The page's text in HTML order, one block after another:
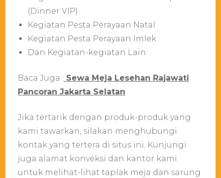
(Dinner VIP)
Kegiatan Pesta Perayaan Natal
Kegiatan Pesta Perayaan Imlek
Dan Kegiatan-kegiatan Lain
Baca Juga : Sewa Meja Lesehan Rajawati
Pancoran Jakarta Selatan
Jika tertarik dengan produk-produk yang
kami tawarkan, silakan menghubungi
kontak yang tertera di situs ini. Kunjungi
juga alamat konveksi dan kantor kami
untuk melihat-lihat taplak meja dan sarung